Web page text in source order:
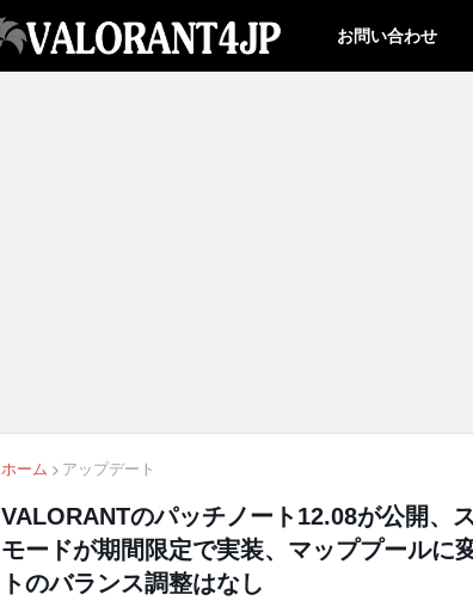
お問い合わせ
ホーム アップデート
VALORANTのパッチノート12.08が公開、
モードが期間限定で実装、マッププールに
トのバランス調整はなし